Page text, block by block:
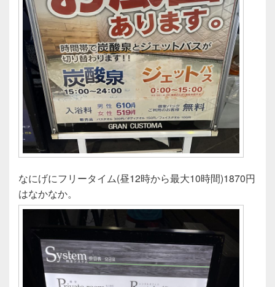
なにげにフリータイム(昼12時から最大10時間)1870円
はなかなか。